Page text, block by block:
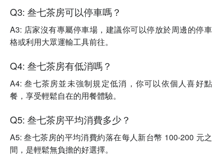
Q3: 叁七茶房可以停車嗎？
A3: 店家沒有專屬停車場，建議你可以停放於周邊的停車
格或利用大眾運輸工具前往。
Q4: 叁七茶房有低消嗎？
A4: 叁七茶房並未強制規定低消，你可以依個人喜好點
餐，享受輕鬆自在的用餐體驗。
Q5: 叁七茶房平均消費多少？
A5: 叁七茶房的平均消費約落在每人新台幣 100-200 元之
間，是輕鬆無負擔的好選擇。